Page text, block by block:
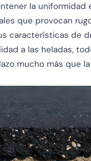
la
que provocan
características de
a las heladas,
mucho más que